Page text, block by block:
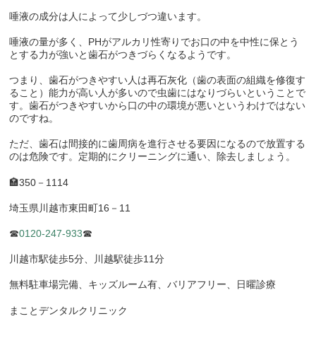
唾液の成分は人によって少しづつ違います。
唾液の量が多く、 PHがアルカリ性寄りでお口の中を中性に保とう
とする力が強いと歯石がつきづらくなるようです。
つまり、歯石がつきやすい人は再石灰化（歯の表面の組織を修復す
ること）能力が高い人が多いので虫歯にはなりづらいということで
す。歯石がつきやすいから口の中の環境が悪いというわけではない
のですね。
ただ、歯石は間接的に歯周病を進行させる要因になるので放置する
のは危険です。定期的にクリーニングに通い、除去しましょう。
🏣350 － 1114
埼玉県川越市東田町16 － 11
☎0120-247-933☎
川越市駅徒歩5分、川越駅徒歩11分
無料駐車場完備、キッズルーム有、バリアフリー、日曜診療
まことデンタルクリニック